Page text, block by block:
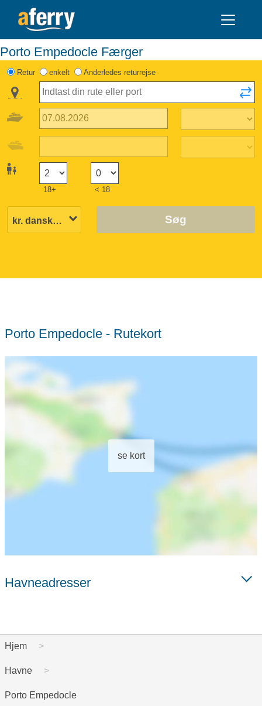
Porto Empedocle Færger
Retur enkelt Anderledes returrejse
18+ < 18
Søg
Porto Empedocle - Rutekort
se kort
Havneadresser
Hjem
Havne
Porto Empedocle